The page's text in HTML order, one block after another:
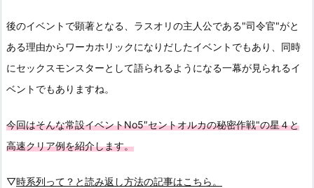
後のイベントで顕著となる、ラスオリの主人公である"司令官"がと
ある理由からワーカホリックになりだしたイベントでもあり、同時
にセックスモンスターとして語られるようになる一幕が見られるイ
ベントでもありますね。
今回はそんな常設イベントNo5″セントオルカの秘密作戦"の星４と
高速クリア例を紹介します。
▽時系列って？と読み返し方法の記事はこちら。